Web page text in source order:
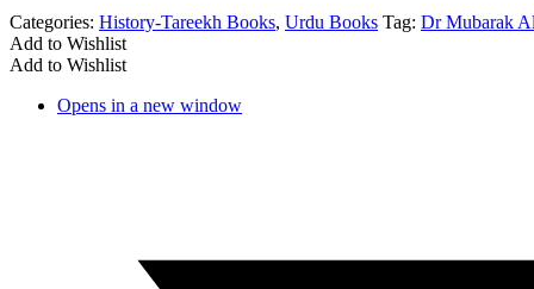
Categories: History-Tareekh Books, Urdu Books Tag: Dr Mubarak
Add to Wishlist
Add to Wishlist
Opens in a new window